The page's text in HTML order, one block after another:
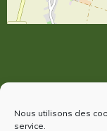
Nous utilisons des
service.
VOUS